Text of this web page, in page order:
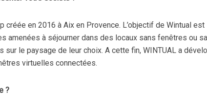
créée en 2016 à Aix en Provence. L’objectif de Wintual est
amenées à séjourner dans des locaux sans fenêtres ou
le paysage de leur choix. A cette fin, WINTUAL a
virtuelles connectées.
?